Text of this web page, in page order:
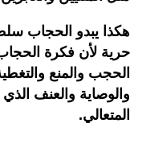
هكذا يبدو الحجاب
حرية لأن فكرة
الحجب والمنع
والوصاية والعنف
المتعالي.